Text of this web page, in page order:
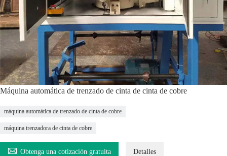
Máquina automática de trenzado de cinta de cinta de cobre
máquina automática de trenzado de cinta de cobre
máquina trenzadora de cinta de cobre
 Obtenga una cotización gratuita Detalles